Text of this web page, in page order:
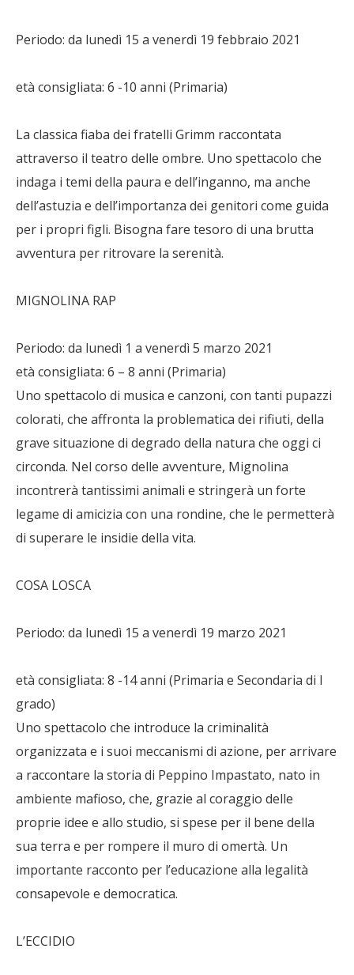
Periodo: da lunedì 15 a venerdì 19 febbraio 2021
età consigliata: 6 -10 anni (Primaria)
La classica fiaba dei fratelli Grimm raccontata
attraverso il teatro delle ombre. Uno spettacolo che
indaga i temi della paura e dell’inganno, ma anche
dell’astuzia e dell’importanza dei genitori come guida
per i propri figli. Bisogna fare tesoro di una brutta
avventura per ritrovare la serenità.
MIGNOLINA RAP
Periodo: da lunedì 1 a venerdì 5 marzo 2021
età consigliata: 6 – 8 anni (Primaria)
Uno spettacolo di musica e canzoni, con tanti pupazzi
colorati, che affronta la problematica dei rifiuti, della
grave situazione di degrado della natura che oggi ci
circonda. Nel corso delle avventure, Mignolina
incontrerà tantissimi animali e stringerà un forte
legame di amicizia con una rondine, che le permetterà
di superare le insidie della vita.
COSA LOSCA
Periodo: da lunedì 15 a venerdì 19 marzo 2021
età consigliata: 8 -14 anni (Primaria e Secondaria di I
grado)
Uno spettacolo che introduce la criminalità
organizzata e i suoi meccanismi di azione, per arrivare
a raccontare la storia di Peppino Impastato, nato in
ambiente mafioso, che, grazie al coraggio delle
proprie idee e allo studio, si spese per il bene della
sua terra e per rompere il muro di omertà. Un
importante racconto per l’educazione alla legalità
consapevole e democratica.
L’ECCIDIO